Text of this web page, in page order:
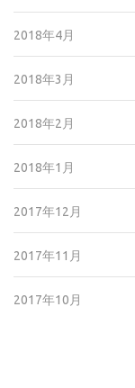
2018年4月
2018年3月
2018年2月
2018年1月
2017年12月
2017年11月
2017年10月